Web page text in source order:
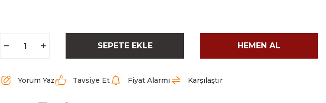
SEPETE EKLE HEMEN AL
Yorum Yaz Tavsiye Et Fiyat Alarmı Karşılaştır